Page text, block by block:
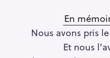
En
Nous avons pris
Et nous